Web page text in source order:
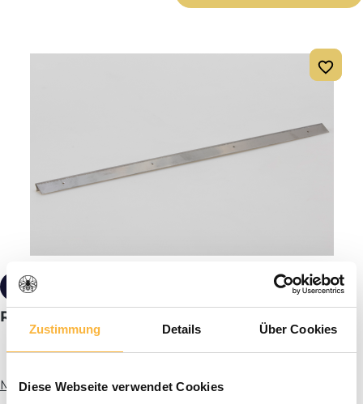
Zustimmung Details Über Cookies
Diese Webseite verwendet Cookies
€ 1,80*
Roestvrijstalen rails Frankenbeute® DN
Meer informatie